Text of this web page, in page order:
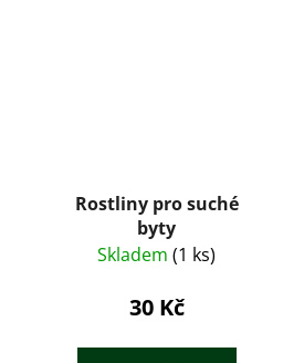
Rostliny pro suché
byty
Skladem (1 ks)
30 Kč